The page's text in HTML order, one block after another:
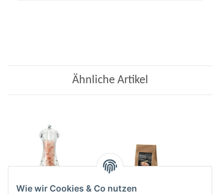
Ähnliche Artikel
Wie wir Cookies & Co nutzen